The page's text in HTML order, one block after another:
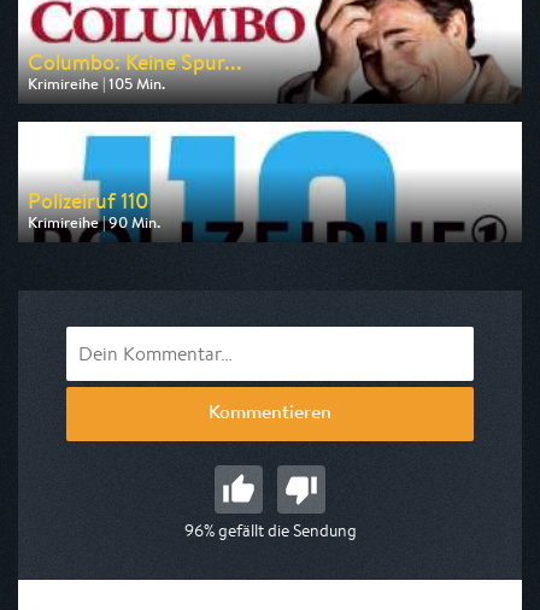
Columbo: Keine Spur...
Krimireihe | 105 Min.
Ausgestrahlt von RTLup
am 08.08.2026, 18:30
Polizeiruf 110
Krimireihe | 90 Min.
Ausgestrahlt von MDR
Kommentieren
96% gefällt die Sendung